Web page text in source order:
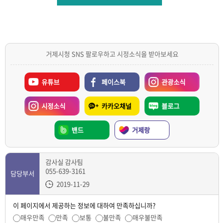
거제시청 SNS 팔로우하고 시정소식을 받아보세요
유튜브 페이스북 관광소식
시정소식 카카오채널 블로그
밴드 거제랑
담당부서
감사실 감사팀
055-639-3161
2019-11-29
이 페이지에서 제공하는 정보에 대하여 만족하십니까?
매우만족
만족 보통 불만족
매우불만족